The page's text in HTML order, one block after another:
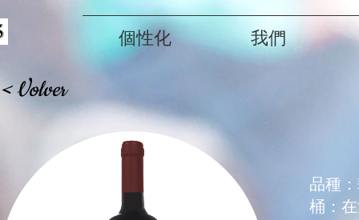
個性化 我們
< Volver
品種
桶：